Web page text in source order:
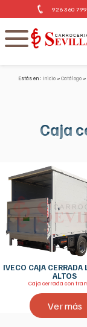
926 360
Estás en : Inicio Catálogo
Caja
IVECO CAJA CERRADA
ALTOS
Caja cerrada con
Ver más